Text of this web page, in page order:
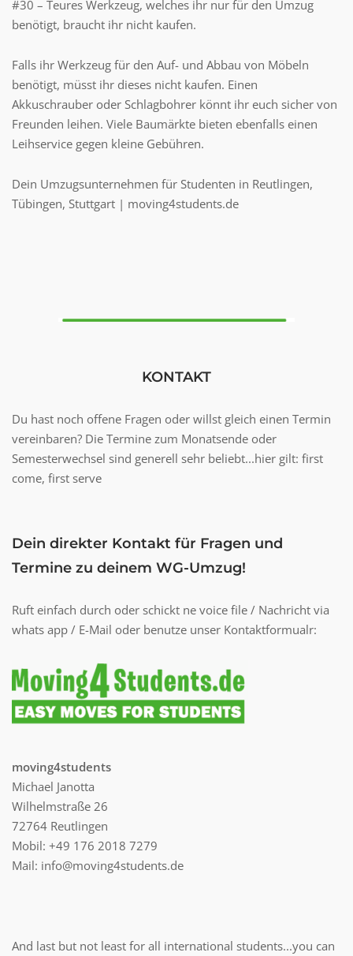
#30 – Teures Werkzeug, welches ihr nur für den Umzug
benötigt, braucht ihr nicht kaufen.
Falls ihr Werkzeug für den Auf- und Abbau von Möbeln
benötigt, müsst ihr dieses nicht kaufen. Einen
Akkuschrauber oder Schlagbohrer könnt ihr euch sicher von
Freunden leihen. Viele Baumärkte bieten ebenfalls einen
Leihservice gegen kleine Gebühren.
Dein Umzugsunternehmen für Studenten in Reutlingen,
Tübingen, Stuttgart | moving4students.de
KONTAKT
Du hast noch offene Fragen oder willst gleich einen Termin
vereinbaren? Die Termine zum Monatsende oder
Semesterwechsel sind generell sehr beliebt...hier gilt: first
come, first serve
Dein direkter Kontakt für Fragen und
Termine zu deinem WG-Umzug!
Ruft einfach durch oder schickt ne voice file / Nachricht via
whats app / E-Mail oder benutze unser Kontaktformualr:
moving4students
Michael Janotta
Wilhelmstraße 26
72764 Reutlingen
Mobil: +49 176 2018 7279
Mail: info@moving4students.de
And last but not least for all international students...you can